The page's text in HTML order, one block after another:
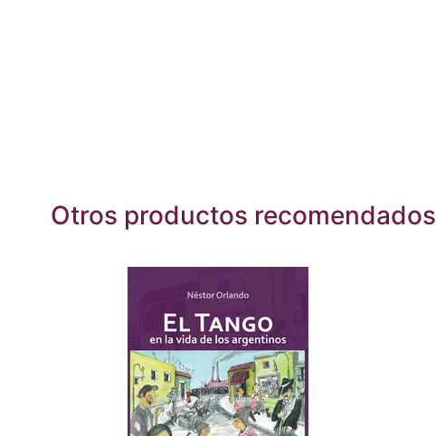
Otros productos recomendados